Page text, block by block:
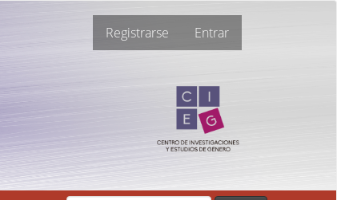
Registrarse Entrar